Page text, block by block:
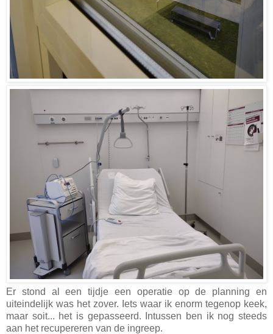
Er stond al een tijdje een operatie op de planning en
uiteindelijk was het zover. Iets waar ik enorm tegenop keek,
maar soit... het is gepasseerd. Intussen ben ik nog steeds
aan het recupereren van de ingreep.